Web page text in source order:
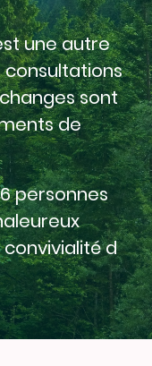
une autre
sont
de
personnes
d